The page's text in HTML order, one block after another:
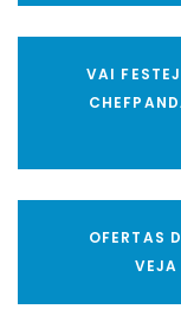
VAI
OFERTAS